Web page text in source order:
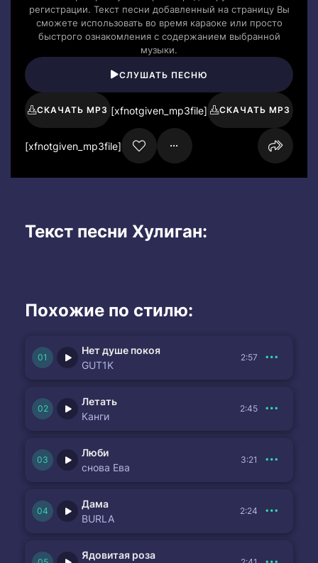
регистрации. Текст песни добавленный на страницу Вы
сможете использовать во время караоке или просто
быстрого ознакомления с содержанием выбранной
музыки.
СЛУШАТЬ ПЕСНЮ
СКАЧАТЬ MP3 [xfnotgiven_mp3file] СКАЧАТЬ MP3
[xfnotgiven_mp3file]
Текст песни Хулиган:
Похожие по стилю:
Нет душе покоя
GUT1K
2:57
Летать
Канги
2:45
Люби
снова Ева
3:21
Дама
BURLA
2:24
Ядовитая роза